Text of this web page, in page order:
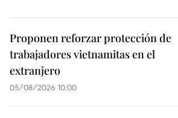
Proponen reforzar protección de
trabajadores vietnamitas en el
extranjero
05/08/2026 10:00